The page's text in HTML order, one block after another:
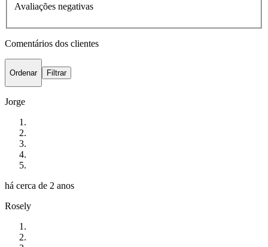
Avaliações negativas
Comentários dos clientes
Ordenar Filtrar
Jorge
há cerca de 2 anos
Rosely